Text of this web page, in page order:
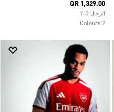
QR 1,329.00
الرجال Y-3
2 Colours